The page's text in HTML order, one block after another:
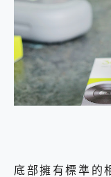
底部擁有標準的